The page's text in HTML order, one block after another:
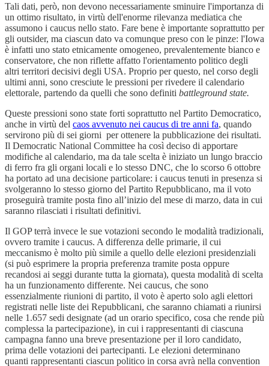
Tali dati, però, non devono necessariamente sminuire l'importanza di
un ottimo risultato, in virtù dell'enorme rilevanza mediatica che
assumono i caucus nello stato. Fare bene è importante soprattutto per
gli outsider, ma ciascun dato va comunque preso con le pinze: l'Iowa
è infatti uno stato etnicamente omogeneo, prevalentemente bianco e
conservatore, che non riflette affatto l'orientamento politico degli
altri territori decisivi degli USA. Proprio per questo, nel corso degli
ultimi anni, sono cresciute le pressioni per rivedere il calendario
elettorale, partendo da quelli che sono definiti battleground state.
Queste pressioni sono state forti soprattutto nel Partito Democratico,
anche in virtù del caos avvenuto nei caucus di tre anni fa, quando
servirono più di sei giorni per ottenere la pubblicazione dei risultati.
Il Democratic National Committee ha così deciso di apportare
modifiche al calendario, ma da tale scelta è iniziato un lungo braccio
di ferro fra gli organi locali e lo stesso DNC, che lo scorso 6 ottobre
ha portato ad una decisione particolare: i caucus tenuti in presenza si
svolgeranno lo stesso giorno del Partito Repubblicano, ma il voto
proseguirà tramite posta fino all’inizio del mese di marzo, data in cui
saranno rilasciati i risultati definitivi.
Il GOP terrà invece le sue votazioni secondo le modalità tradizionali,
ovvero tramite i caucus. A differenza delle primarie, il cui
meccanismo è molto più simile a quello delle elezioni presidenziali
(si può esprimere la propria preferenza tramite posta oppure
recandosi ai seggi durante tutta la giornata), questa modalità di scelta
ha un funzionamento differente. Nei caucus, che sono
essenzialmente riunioni di partito, il voto è aperto solo agli elettori
registrati nelle liste dei Repubblicani, che saranno chiamati a riunirsi
nelle 1.657 sedi designate (ad un orario specifico, cosa che rende più
complessa la partecipazione), in cui i rappresentanti di ciascuna
campagna fanno una breve presentazione per il loro candidato,
prima delle votazioni dei partecipanti. Le elezioni determinano
quanti rappresentanti ciascun politico in corsa avrà nella convention